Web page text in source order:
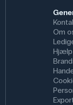
Om
Hjælp